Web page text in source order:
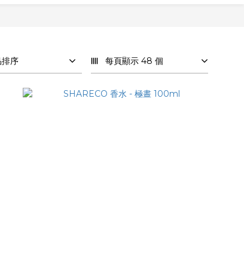
序 每頁顯示 48 個